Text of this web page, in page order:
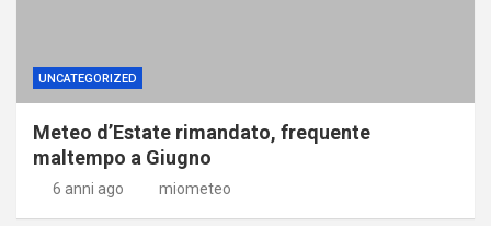
UNCATEGORIZED
Meteo d’Estate rimandato, frequente
maltempo a Giugno
6 anni ago miometeo